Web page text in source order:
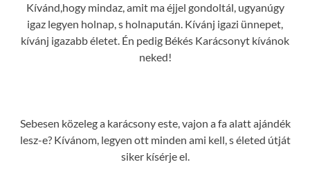
Kívánd,hogy mindaz, amit ma éjjel gondoltál, ugyanúgy
igaz legyen holnap, s holnapután. Kívánj igazi ünnepet,
kívánj igazabb életet. Én pedig Békés Karácsonyt kívánok
neked!
Sebesen közeleg a karácsony este, vajon a fa alatt ajándék
lesz-e? Kívánom, legyen ott minden ami kell, s életed útját
siker kísérje el.